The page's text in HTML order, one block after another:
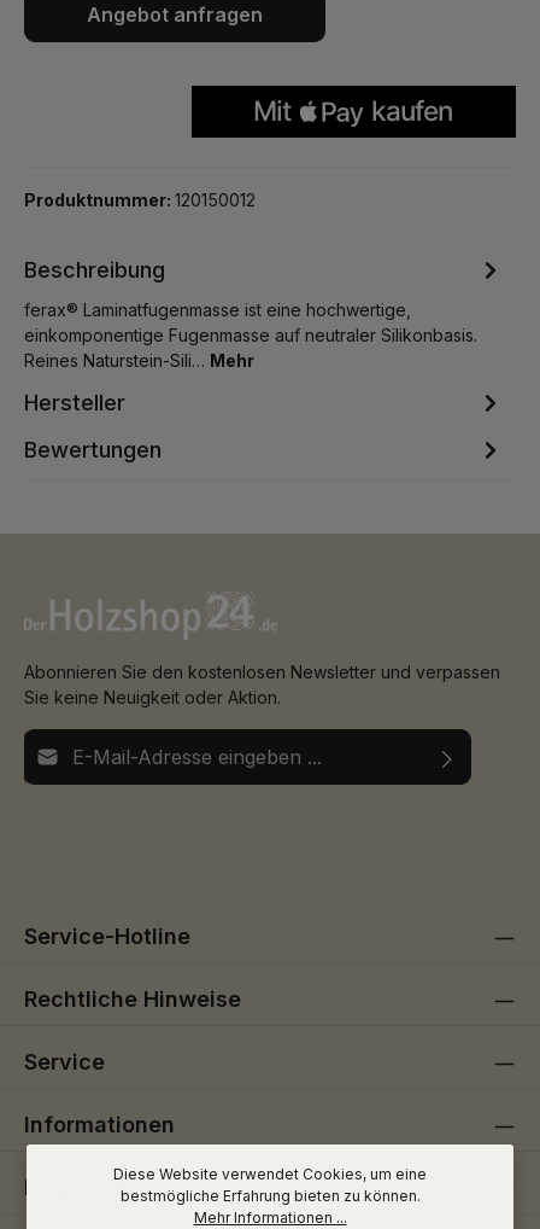
Angebot anfragen
Produktnummer: 120150012
Beschreibung
ferax® Laminatfugenmasse ist eine hochwertige,
einkomponentige Fugenmasse auf neutraler Silikonbasis.
Reines Naturstein-Sili… Mehr
Hersteller
Bewertungen
Abonnieren Sie den kostenlosen Newsletter und verpassen
Sie keine Neuigkeit oder Aktion.
E-Mail-Adresse*
Service-Hotline
Rechtliche Hinweise
Service
Informationen
Folge uns
Diese Website verwendet Cookies, um eine
bestmögliche Erfahrung bieten zu können.
Mehr Informationen ...